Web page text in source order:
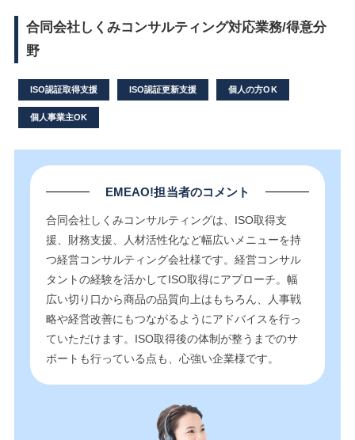
合同会社しくみコンサルティング対応業務/得意分
野
ISO認証取得支援 ISO認証更新支援 個人の方OK
個人事業主OK
EMEAO!担当者のコメント
合同会社しくみコンサルティングは、ISO取得支
援、財務支援、人材活性化など幅広いメニューを持
つ経営コンサルティング会社様です。経営コンサル
タントの経験を活かしてISO取得にアプローチ。幅
広い切り口から商品の品質向上はもちろん、人事戦
略や経営改善にもつながるようにアドバイスを行っ
ていただけます。ISO取得後の体制が整うまでのサ
ポートも行っている点も、心強い企業様です。